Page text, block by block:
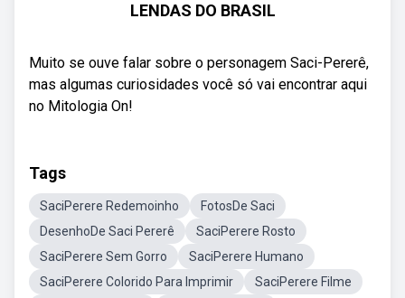
LENDAS DO BRASIL
Muito se ouve falar sobre o personagem Saci-Pererê,
mas algumas curiosidades você só vai encontrar aqui
no Mitologia On!
Tags
SaciPerere Redemoinho
FotosDe Saci
DesenhoDe Saci Pererê
SaciPerere Rosto
SaciPerere Sem Gorro
SaciPerere Humano
SaciPerere Colorido Para Imprimir
SaciPerere Filme